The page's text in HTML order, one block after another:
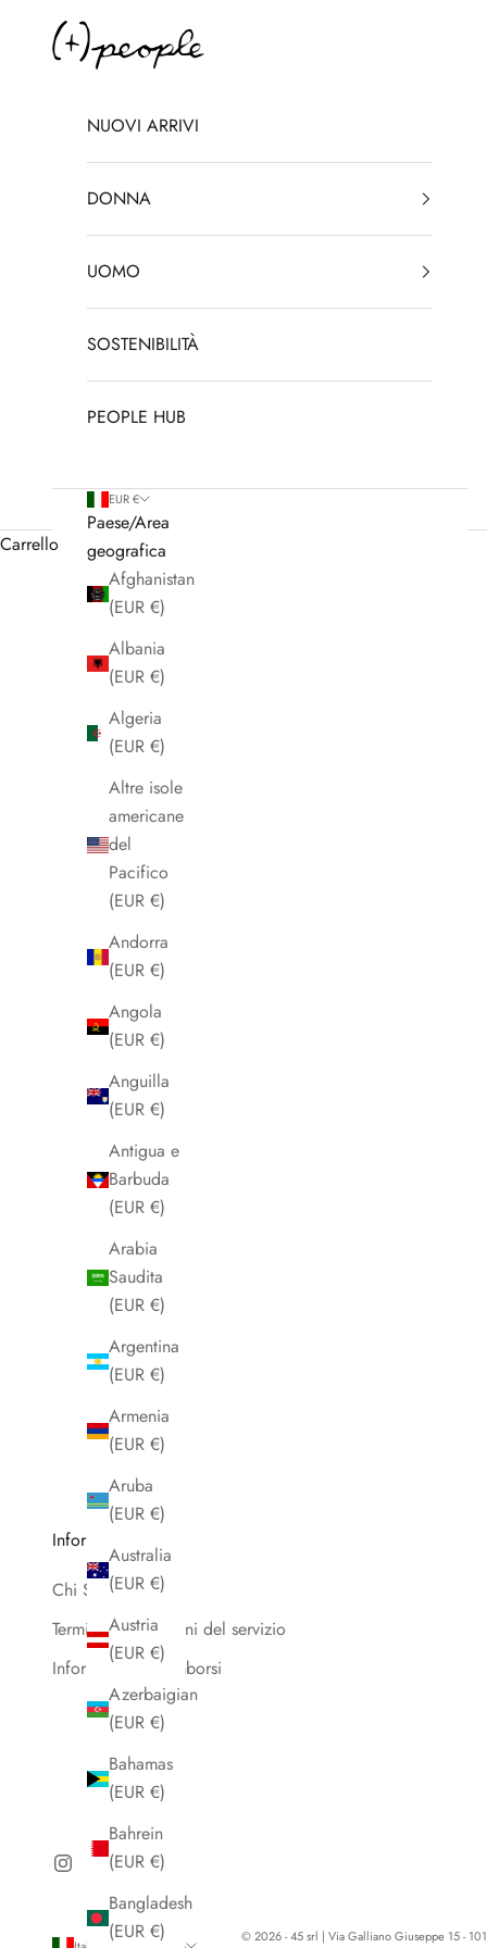
(+)PEOPLE
NUOVI ARRIVI
DONNA
UOMO
SOSTENIBILITÀ
PEOPLE HUB
EUR €
Paese/Area
geografica
Afghanistan
(EUR €)
Albania
(EUR €)
Algeria
(EUR €)
Altre isole
americane
del
Pacifico
(EUR €)
Andorra
(EUR €)
Angola
(EUR €)
Anguilla
(EUR €)
Antigua e
Barbuda
(EUR €)
Arabia
Saudita
(EUR €)
Argentina
(EUR €)
Armenia
(EUR €)
Aruba
(EUR €)
Australia
(EUR €)
Austria
(EUR €)
Azerbaigian
(EUR €)
Bahamas
(EUR €)
Bahrein
(EUR €)
Bangladesh
(EUR €)
Carrello
Informazioni
Chi Siamo
Termini e condizioni del servizio
Informativa sui rimborsi
© 2026 - 45 srl | Via Galliano Giuseppe 15 -